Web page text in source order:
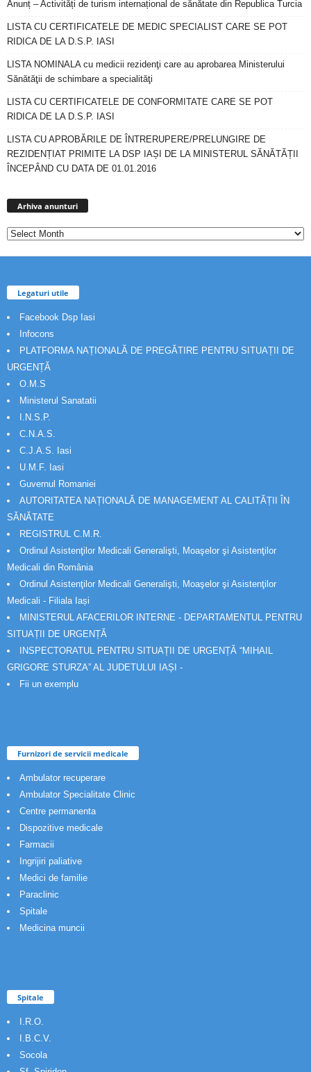
Anunț – Activități de turism internațional de sănătate din Republica Turcia
LISTA CU CERTIFICATELE DE MEDIC SPECIALIST CARE SE POT
RIDICA DE LA D.S.P. IASI
LISTA NOMINALA cu medicii rezidenţi care au aprobarea Ministerului
Sănătăţii de schimbare a specialităţi
LISTA CU CERTIFICATELE DE CONFORMITATE CARE SE POT
RIDICA DE LA D.S.P. IASI
LISTA CU APROBĂRILE DE ÎNTRERUPERE/PRELUNGIRE DE
REZIDENȚIAT PRIMITE LA DSP IAȘI DE LA MINISTERUL SĂNĂTĂȚII
ÎNCEPÂND CU DATA DE 01.01.2016
Arhiva anunturi
Legaturi utile
Facebook Dsp Iasi
Infocons
PLATFORMA NAȚIONALĂ DE PREGĂTIRE PENTRU SITUAȚII DE
URGENȚĂ
O.M.S
Ministerul Sanatatii
I.N.S.P.
C.N.A.S.
C.J.A.S. Iasi
U.M.F. Iasi
Guvernul Romaniei
AUTORITATEA NAȚIONALĂ DE MANAGEMENT AL CALITĂȚII ÎN
SĂNĂTATE
REGISTRUL C.M.R.
Ordinul Asistenţilor Medicali Generalişti, Moaşelor şi Asistenţilor
Medicali din România
Ordinul Asistenţilor Medicali Generalişti, Moaşelor şi Asistenţilor
Medicali - Filiala Iași
MINISTERUL AFACERILOR INTERNE - DEPARTAMENTUL PENTRU
SITUAȚII DE URGENȚĂ
INSPECTORATUL PENTRU SITUAȚII DE URGENȚĂ “MIHAIL
GRIGORE STURZA” AL JUDETULUI IAȘI -
Fii un exemplu
Furnizori de servicii medicale
Ambulator recuperare
Ambulator Specialitate Clinic
Centre permanenta
Dispozitive medicale
Farmacii
Ingrijiri paliative
Medici de familie
Paraclinic
Spitale
Medicina muncii
Spitale
I.R.O.
I.B.C.V.
Socola